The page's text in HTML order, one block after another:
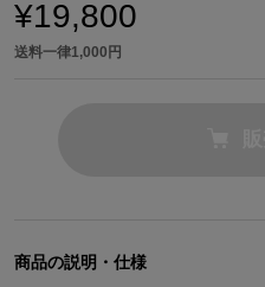
¥19,800
送料一律1,000円
商品の説明・仕様